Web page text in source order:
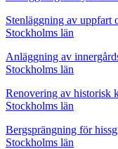
Stenläggning av uppfart
Stockholms län
Anläggning av
Stockholms län
Renovering av historisk
Stockholms län
Bergsprängning för
Stockholms län